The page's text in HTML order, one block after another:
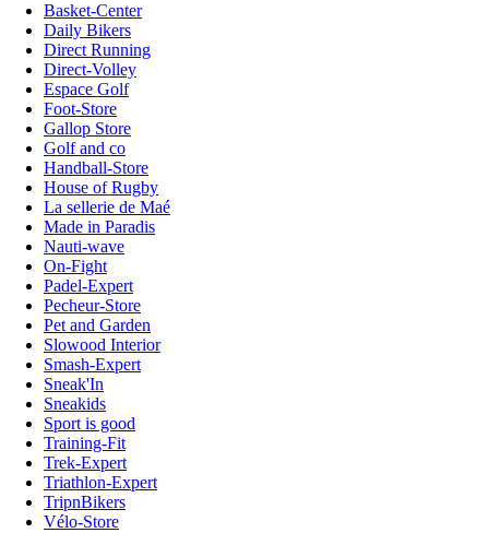
Basket-Center
Daily Bikers
Direct Running
Direct-Volley
Espace Golf
Foot-Store
Gallop Store
Golf and co
Handball-Store
House of Rugby
La sellerie de Maé
Made in Paradis
Nauti-wave
On-Fight
Padel-Expert
Pecheur-Store
Pet and Garden
Slowood Interior
Smash-Expert
Sneak'In
Sneakids
Sport is good
Training-Fit
Trek-Expert
Triathlon-Expert
TripnBikers
Vélo-Store